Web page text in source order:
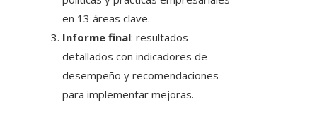
en 13 áreas clave.
Informe final: resultados
detallados con indicadores de
desempeño y recomendaciones
para implementar mejoras.